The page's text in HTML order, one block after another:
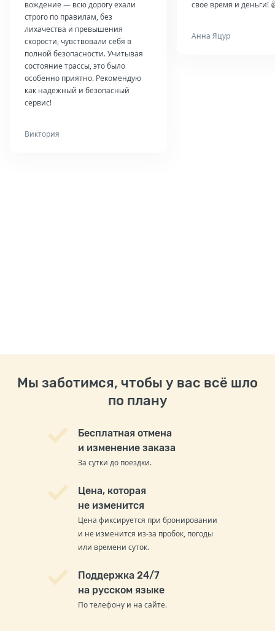
вождение — всю дорогу ехали
строго по правилам, без
лихачества и превышения
скорости, чувствовали себя в
полной безопасности. Учитывая
состояние трассы, это было
особенно приятно. Рекомендую
как надежный и безопасный
сервис!
Виктория
свое время и деньги!
Анна Яцур
Мы заботимся, чтобы у вас всё шло
по плану
Бесплатная отмена
и изменение заказа
За сутки до поездки.
Цена, которая
не изменится
Цена фиксируется при бронировании
и не изменится из-за пробок, погоды
или времени суток.
Поддержка 24/7
на русском языке
По телефону и на сайте.